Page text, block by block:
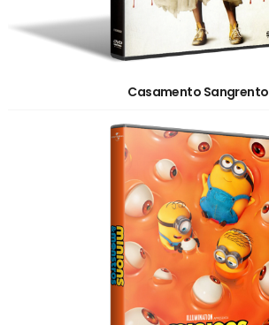
Casamento Sangrento